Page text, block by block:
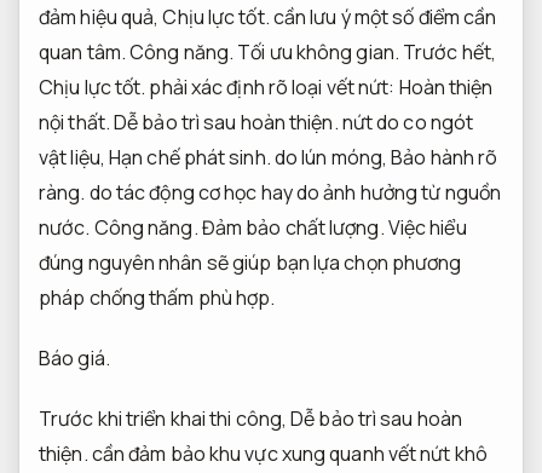
đảm hiệu quả,Chịu lực tốt.cần lưu ý một số điểm cần
quan tâm.Công năng. Tối ưu không gian. Trước hết,
Chịu lực tốt. phải xác định rõ loại vết nứt: Hoàn thiện
nội thất.Dễ bảo trì sau hoàn thiện.nứt do co ngót
vật liệu, Hạn chế phát sinh.do lún móng,Bảo hành rõ
ràng. do tác động cơ học hay do ảnh hưởng từ nguồn
nước. Công năng.Đảm bảo chất lượng.Việc hiểu
đúng nguyên nhân sẽ giúp bạn lựa chọn phương
pháp chống thấm phù hợp.
Báo giá.
Trước khi triển khai thi công,Dễ bảo trì sau hoàn
thiện.cần đảm bảo khu vực xung quanh vết nứt khô